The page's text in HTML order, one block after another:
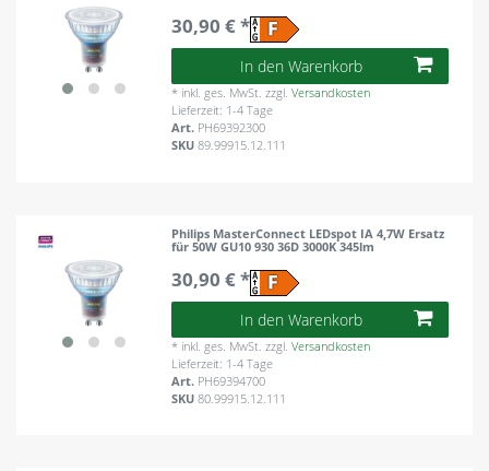
30,90 € *
In den Warenkorb
* inkl. ges. MwSt. zzgl.Versandkosten
Lieferzeit: 1-4 Tage
Art. PH69392300
SKU89.99915.12.111
Philips MasterConnect LEDspot IA 4,7W Ersatz
für 50W GU10 930 36D 3000K 345lm
30,90 € *
In den Warenkorb
* inkl. ges. MwSt. zzgl.Versandkosten
Lieferzeit: 1-4 Tage
Art. PH69394700
SKU80.99915.12.111